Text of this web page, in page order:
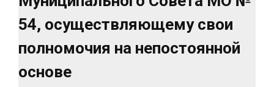
54, осуществляющему свои
полномочия на непостоянной
основе